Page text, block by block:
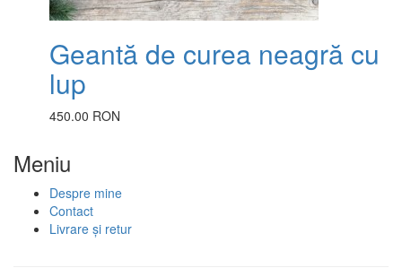
Geantă de curea neagră cu
lup
450.00 RON
Meniu
Despre mine
Contact
Livrare și retur